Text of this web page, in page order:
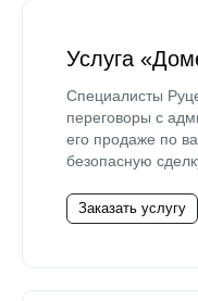
Услуга
Специалисты
переговоры с
его продаже по
безопасную
Заказать услугу